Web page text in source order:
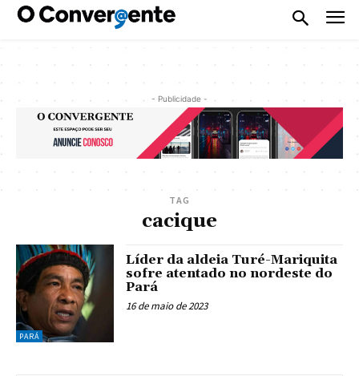
- Publicidade -
TAG
cacique
PARÁ
Líder da aldeia Turé-Mariquita
sofre atentado no nordeste do
Pará
16 de maio de 2023